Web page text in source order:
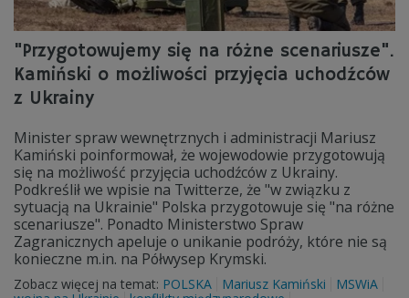
"Przygotowujemy się na różne scenariusze".
Kamiński o możliwości przyjęcia uchodźców
z Ukrainy
Minister spraw wewnętrznych i administracji Mariusz
Kamiński poinformował, że wojewodowie przygotowują
się na możliwość przyjęcia uchodźców z Ukrainy.
Podkreślił we wpisie na Twitterze, że "w związku z
sytuacją na Ukrainie" Polska przygotowuje się "na różne
scenariusze". Ponadto Ministerstwo Spraw
Zagranicznych apeluje o unikanie podróży, które nie są
konieczne m.in. na Półwysep Krymski.
Zobacz więcej na temat: POLSKA Mariusz Kamiński
MSWiA